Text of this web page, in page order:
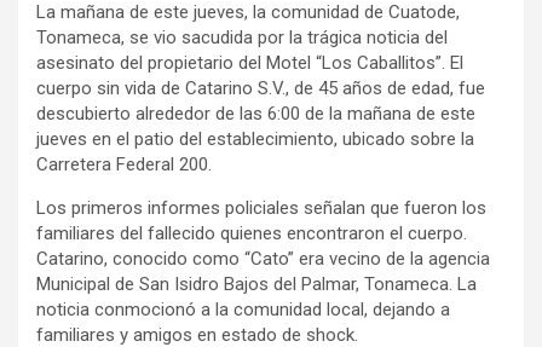
La mañana de este jueves, la comunidad de Cuatode,
Tonameca, se vio sacudida por la trágica noticia del
asesinato del propietario del Motel “Los Caballitos”. El
cuerpo sin vida de Catarino S.V., de 45 años de edad, fue
descubierto alrededor de las 6:00 de la mañana de este
jueves en el patio del establecimiento, ubicado sobre la
Carretera Federal 200.
Los primeros informes policiales señalan que fueron los
familiares del fallecido quienes encontraron el cuerpo.
Catarino, conocido como “Cato” era vecino de la agencia
Municipal de San Isidro Bajos del Palmar, Tonameca. La
noticia conmocionó a la comunidad local, dejando a
familiares y amigos en estado de shock.